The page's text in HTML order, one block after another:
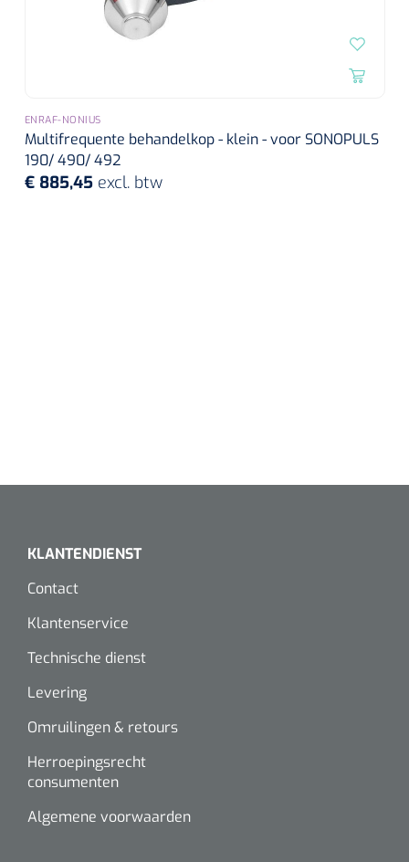
ENRAF-NONIUS
Multifrequente behandelkop - klein - voor SONOPULS
190/ 490/ 492
€ 885,45 excl. btw
KLANTENDIENST
Contact
Klantenservice
Technische dienst
Levering
Omruilingen & retours
Herroepingsrecht
consumenten
Algemene voorwaarden